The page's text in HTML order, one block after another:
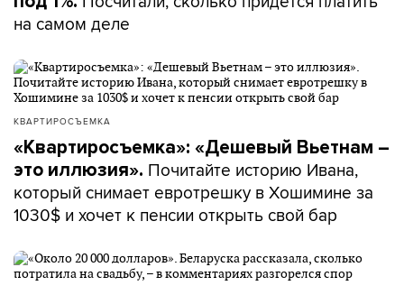
на самом деле
КВАРТИРОСЪЕМКА
«Квартиросъемка»: «Дешевый Вьетнам –
это иллюзия». Почитайте историю Ивана,
который снимает евротрешку в Хошимине за
1030$ и хочет к пенсии открыть свой бар